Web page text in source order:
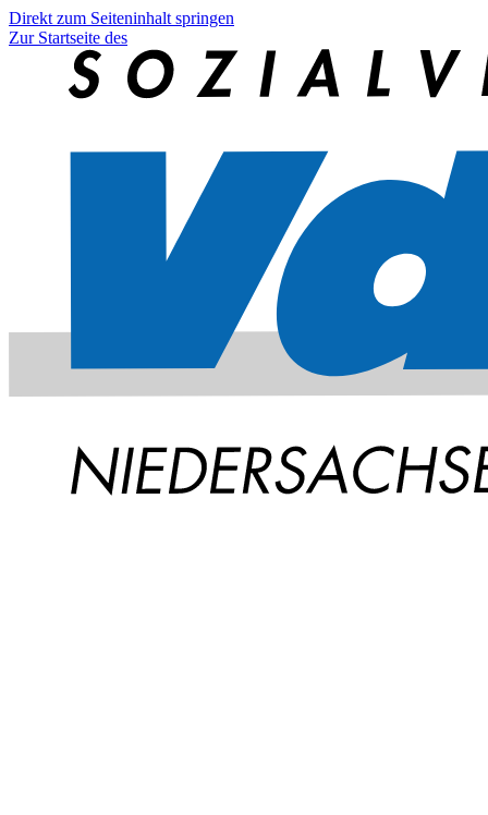
Direkt zum Seiteninhalt springen
Zur Startseite des